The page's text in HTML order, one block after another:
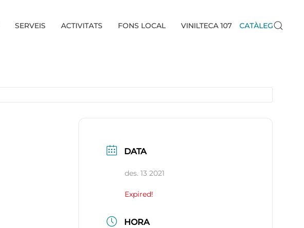
SERVEIS ACTIVITATS FONS LOCAL VINILTECA 107 CATÀLEG
DATA
des. 13 2021
Expired!
HORA